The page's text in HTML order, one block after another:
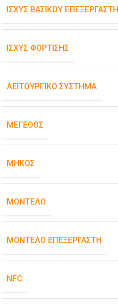
ΙΣΧΎΣ ΒΑΣΙΚΟΎ ΕΠΕΞΕΡΓΑΣΤΉ
ΙΣΧΎΣ ΦΌΡΤΙΣΗΣ
ΛΕΙΤΟΥΡΓΙΚΌ ΣΎΣΤΗΜΑ
ΜΈΓΕΘΟΣ
ΜΉΚΟΣ
ΜΟΝΤΈΛΟ
ΜΟΝΤΈΛΟ ΕΠΕΞΕΡΓΑΣΤΉ
NFC